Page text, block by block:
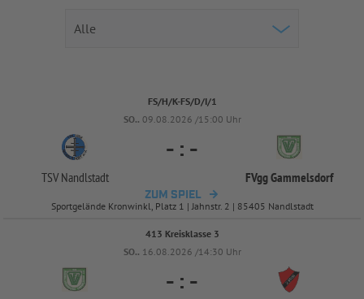
FS/H/K-FS/D/I/1
SO.. 09.08.2026 /15:00 Uhr
TSV Nandlstadt
- : -
FVgg Gammelsdorf
ZUM SPIEL
Sportgelände Kronwinkl, Platz 1 | Jahnstr. 2 | 85405 Nandlstadt
413 Kreisklasse 3
SO.. 16.08.2026 /14:30 Uhr
- : -